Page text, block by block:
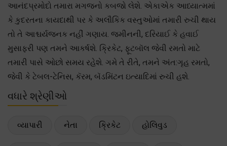
આનંદપ્રમોદો તમારા મગજનો કબજો લેશે. એકાએક આધ્યાત્મમાં
કે કુદરતના કાયદાથી પર કે અલૌકિક વસ્તુઓમાં તમારી રુચી થાય
તો તે આશ્ચર્યજનક નહીં ગણાય. જમીનની, દરિયાઈ કે હવાઈ
મુસાફરી પણ તમને આકર્ષશે. ક્રિકેટ, ફૂટબૉલ જેવી રમતો માટે
તમારી પાસે ઓછો સમય રહેશે. ગમે તે રીતે, તમને અંત:ગૃહ રમતો,
જેવી કે ટેબલ-ટેનિસ, કૅરમ, બૅડમિંટન ઇત્યાદિમાં રુચી હશે.
વધારે શ્રેણીઓ
વ્યાપારી નેતા ક્રિકેટ હોલિવુડ